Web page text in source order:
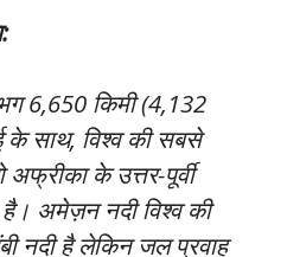
6,650 किमी (4,132
के साथ, विश्व की सबसे
अफ्रीका के उत्तर-पूर्वी
अमेज़न नदी विश्व की
नदी है लेकिन जल प्रवाह